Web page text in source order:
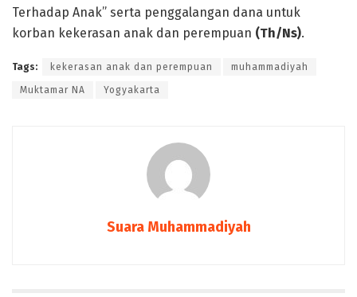
Terhadap Anak” serta penggalangan dana untuk
korban kekerasan anak dan perempuan (Th/Ns).
Tags: kekerasan anak dan perempuan muhammadiyah
Muktamar NA Yogyakarta
Suara Muhammadiyah